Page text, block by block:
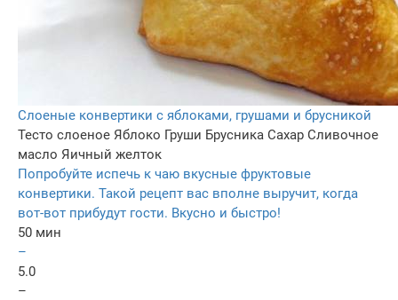
Слоеные конвертики с яблоками, грушами и брусникой
Тесто слоеное Яблоко Груши Брусника Сахар Сливочное
масло Яичный желток
Попробуйте испечь к чаю вкусные фруктовые
конвертики. Такой рецепт вас вполне выручит, когда
вот-вот прибудут гости. Вкусно и быстро!
50 мин
–
5.0
–